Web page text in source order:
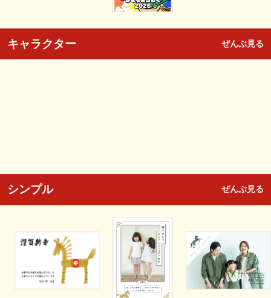
キャラクター ぜんぶ見る
シンプル ぜんぶ見る